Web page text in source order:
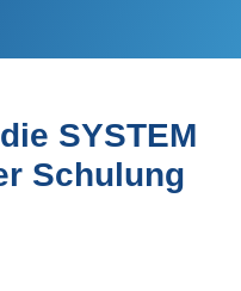
SYSTEM
Schulung